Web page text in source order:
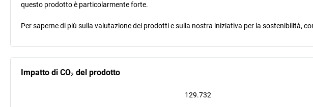
questo prodotto è particolarmente forte.
Per saperne di più sulla valutazione dei prodotti e sulla nostra iniziativa per la sostenibilità,
Impatto di CO₂ del prodotto
129.732